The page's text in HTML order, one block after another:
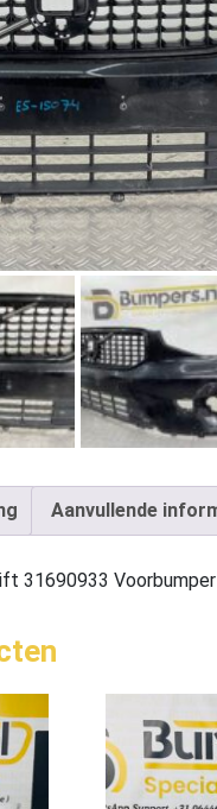
Aanvullende
31690933